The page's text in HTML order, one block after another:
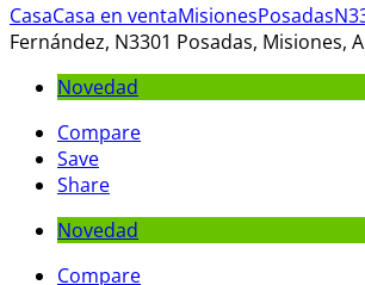
CasaCasa en ventaMisionesPosadas
Fernández, N3301 Posadas, Misiones,
Novedad
Compare
Save
Share
Novedad
Compare